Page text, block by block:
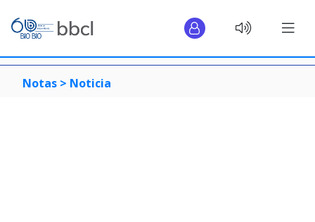
Notas > Noticia